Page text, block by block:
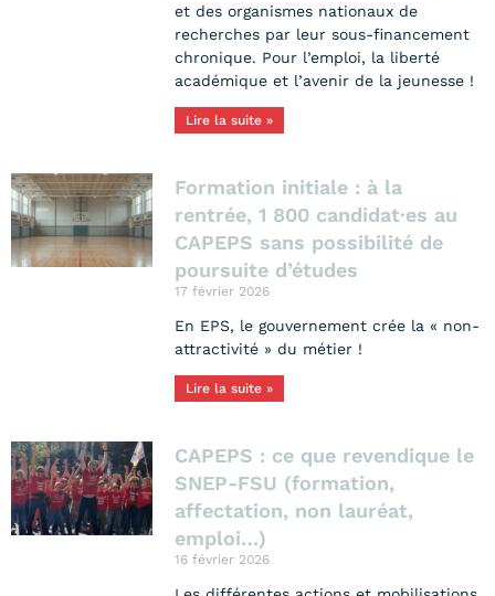
et des organismes nationaux de
recherches par leur sous-financement
chronique. Pour l’emploi, la liberté
académique et l’avenir de la jeunesse !
Lire la suite »
Formation initiale : à la
rentrée, 1 800 candidat·es au
CAPEPS sans possibilité de
poursuite d’études
17 février 2026
En EPS, le gouvernement crée la « non-
attractivité » du métier !
Lire la suite »
CAPEPS : ce que revendique le
SNEP-FSU (formation,
affectation, non lauréat,
emploi…)
16 février 2026